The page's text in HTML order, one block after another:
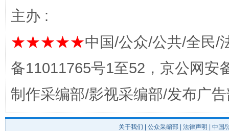
主办 :
★★★★★中国/公众/公共/全民/
备11011765号1至52，京公网安
制作采编部/影视采编部/发布广
关于我们 公众采编部 法律声明 | 中国